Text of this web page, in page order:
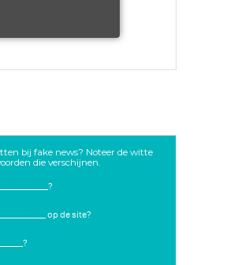
bij fake news? Noteer de witte
die verschijnen.
op de site?